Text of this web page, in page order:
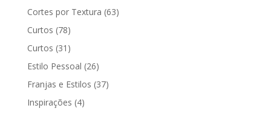
Cortes por Textura (63)
Curtos (78)
Curtos (31)
Estilo Pessoal (26)
Franjas e Estilos (37)
Inspirações (4)